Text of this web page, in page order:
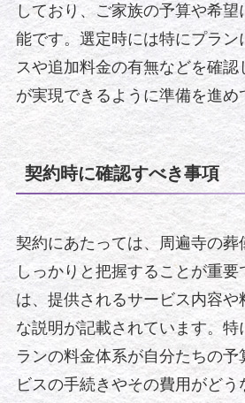
しており、ご家族の予算や希
能です。選定時には特にプラン
スや追加料金の有無などを確
が実現できるように準備を進め
契約時に確認すべき事項
契約にあたっては、周遍寺の葬
しっかりと把握することが重要
は、提供されるサービス内容や
な説明が記載されています。
ランの料金体系が自分たちの予
ビスの手続きやその費用がど